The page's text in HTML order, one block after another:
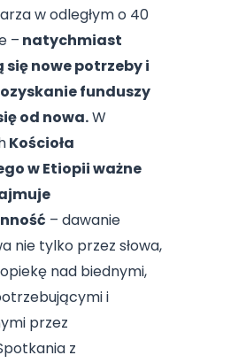
w odległym o 40
– natychmiast
nowe potrzeby i
funduszy
od nowa.W
Kościoła
w Etiopii ważne
– dawanie
nie tylko przez słowa,
nad biednymi,
i
przez
z